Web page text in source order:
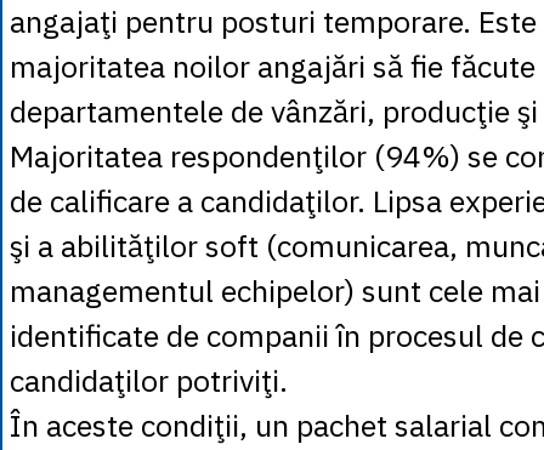
angajaţi pentru posturi temporare.
majoritatea noilor angajări să fie
departamentele de vânzări, producţie
Majoritatea respondenţilor (94%) se
de calificare a candidaţilor. Lipsa
şi a abilităţilor soft (comunicarea,
managementul echipelor) sunt cele
identificate de companii în procesul de
candidaţilor potriviţi.
În aceste condiţii, un pachet salarial